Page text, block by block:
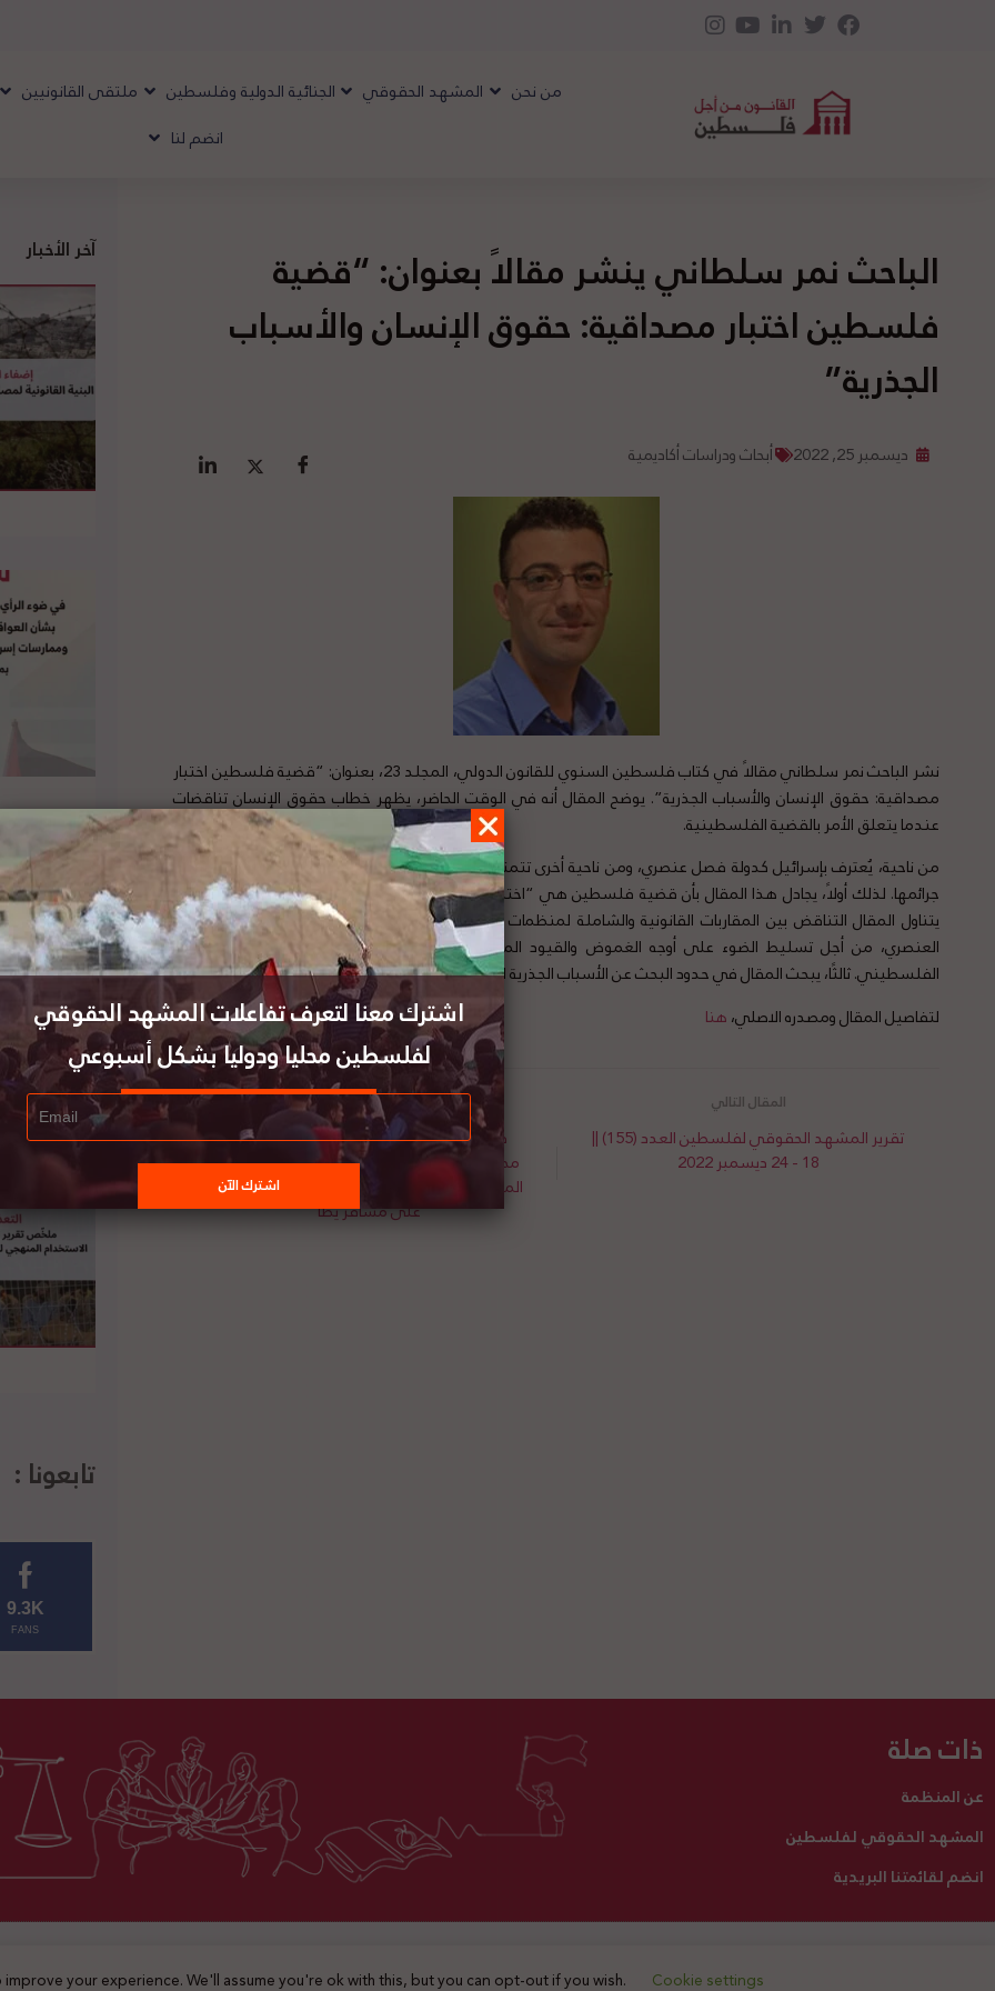
من نحن المشهد الحقوقي الجنائية الدولية وفلسطين ملتقى القانونيين
انضم لنا
الباحث نمر سلطاني ينشر مقالاً بعنوان: “قضية
فلسطين اختبار مصداقية: حقوق الإنسان والأسباب
الجذرية”
ديسمبر 25, 2022 أبحاث ودراسات أكاديمية
نشر الباحث نمر سلطاني مقالاً في كتاب فلسطين السنوي للقانون الدولي، المجلد 23، بعنوان: “قضية فلسطين اختبار
مصداقية: حقوق الإنسان والأسباب الجذرية”. يوضح المقال أنه في الوقت الحاضر، يظهر خطاب حقوق الإنسان تناقضات
عندما يتعلق الأمر بالقضية الفلسطينية.
من ناحية، يُعترف بإسرائيل كدولة فصل عنصري، ومن ناحية أخرى تتمتع إسرائيل بحصانة طويلة الأمد حيث لا تُحاسب على
جرائمها. لذلك أولاً، يجادل هذا المقال بأن قضية فلسطين هي “اختبار مصداقية” للقانون الدولي وحقوق الإنسان. ثانيًا،
يتناول المقال التناقض بين المقاربات القانونية والشاملة لمنظمات حقوق الإنسان الدولية في منشوراتها حول الفصل
العنصري، من أجل تسليط الضوء على أوجه الغموض والقيود المفروضة على تطبيق الفصل العنصري في السياق
الفلسطيني. ثالثًا، يبحث المقال في حدود البحث عن الأسباب الجذرية لحدوث انتهاكات منهجية لحقوق الإنسان.
لتفاصيل المقال ومصدره الاصلي،هنا
دراسة جديدة بعنوان "لا مكان للفلسطينيين:
محكمة العدل الإسرائيلية العليا تتآكل من مجتمع
المحاكم العالمي - المأساة الهزلية لحكم عام 2022
على مسافر يطا"
تقرير المشهد الحقوقي لفلسطين العدد (155) ||
18 - 24 ديسمبر 2022
آخر الأخبار
تابعونا :
9.3K
FANS
ذات صلة
عن المنظمة
المشهد الحقوقي لفلسطين
انضم لقائمتنا البريدية
اتصل بنا تبرع لنا 2025 © جميع الحقوق محفوظة
your experience. We'll assume you're ok with this, but you can opt-out if you wish. Cookie settings
اشترك معنا لتعرف تفاعلات المشهد الحقوقي
لفلسطين محليا ودوليا بشكل أسبوعي